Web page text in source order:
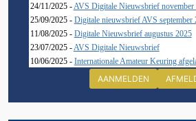
24/11/2025 -AVS Digitale Nieuwsbrief november
25/09/2025 - Digitale nieuwsbrief AVS september
11/08/2025 - Digitale Nieuwsbrief augustus 2025
23/07/2025 -AVS Digitale Nieuwsbrief
10/06/2025 - Internationale Amateur Keuring
AANMELDEN